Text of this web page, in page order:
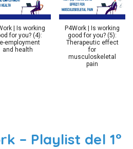
| Is working
for you? (4):
employment
and health
P4Work | Is working
good for you? (5):
Therapeutic effect
for
musculoskeletal
pain
– Playlist del 1°